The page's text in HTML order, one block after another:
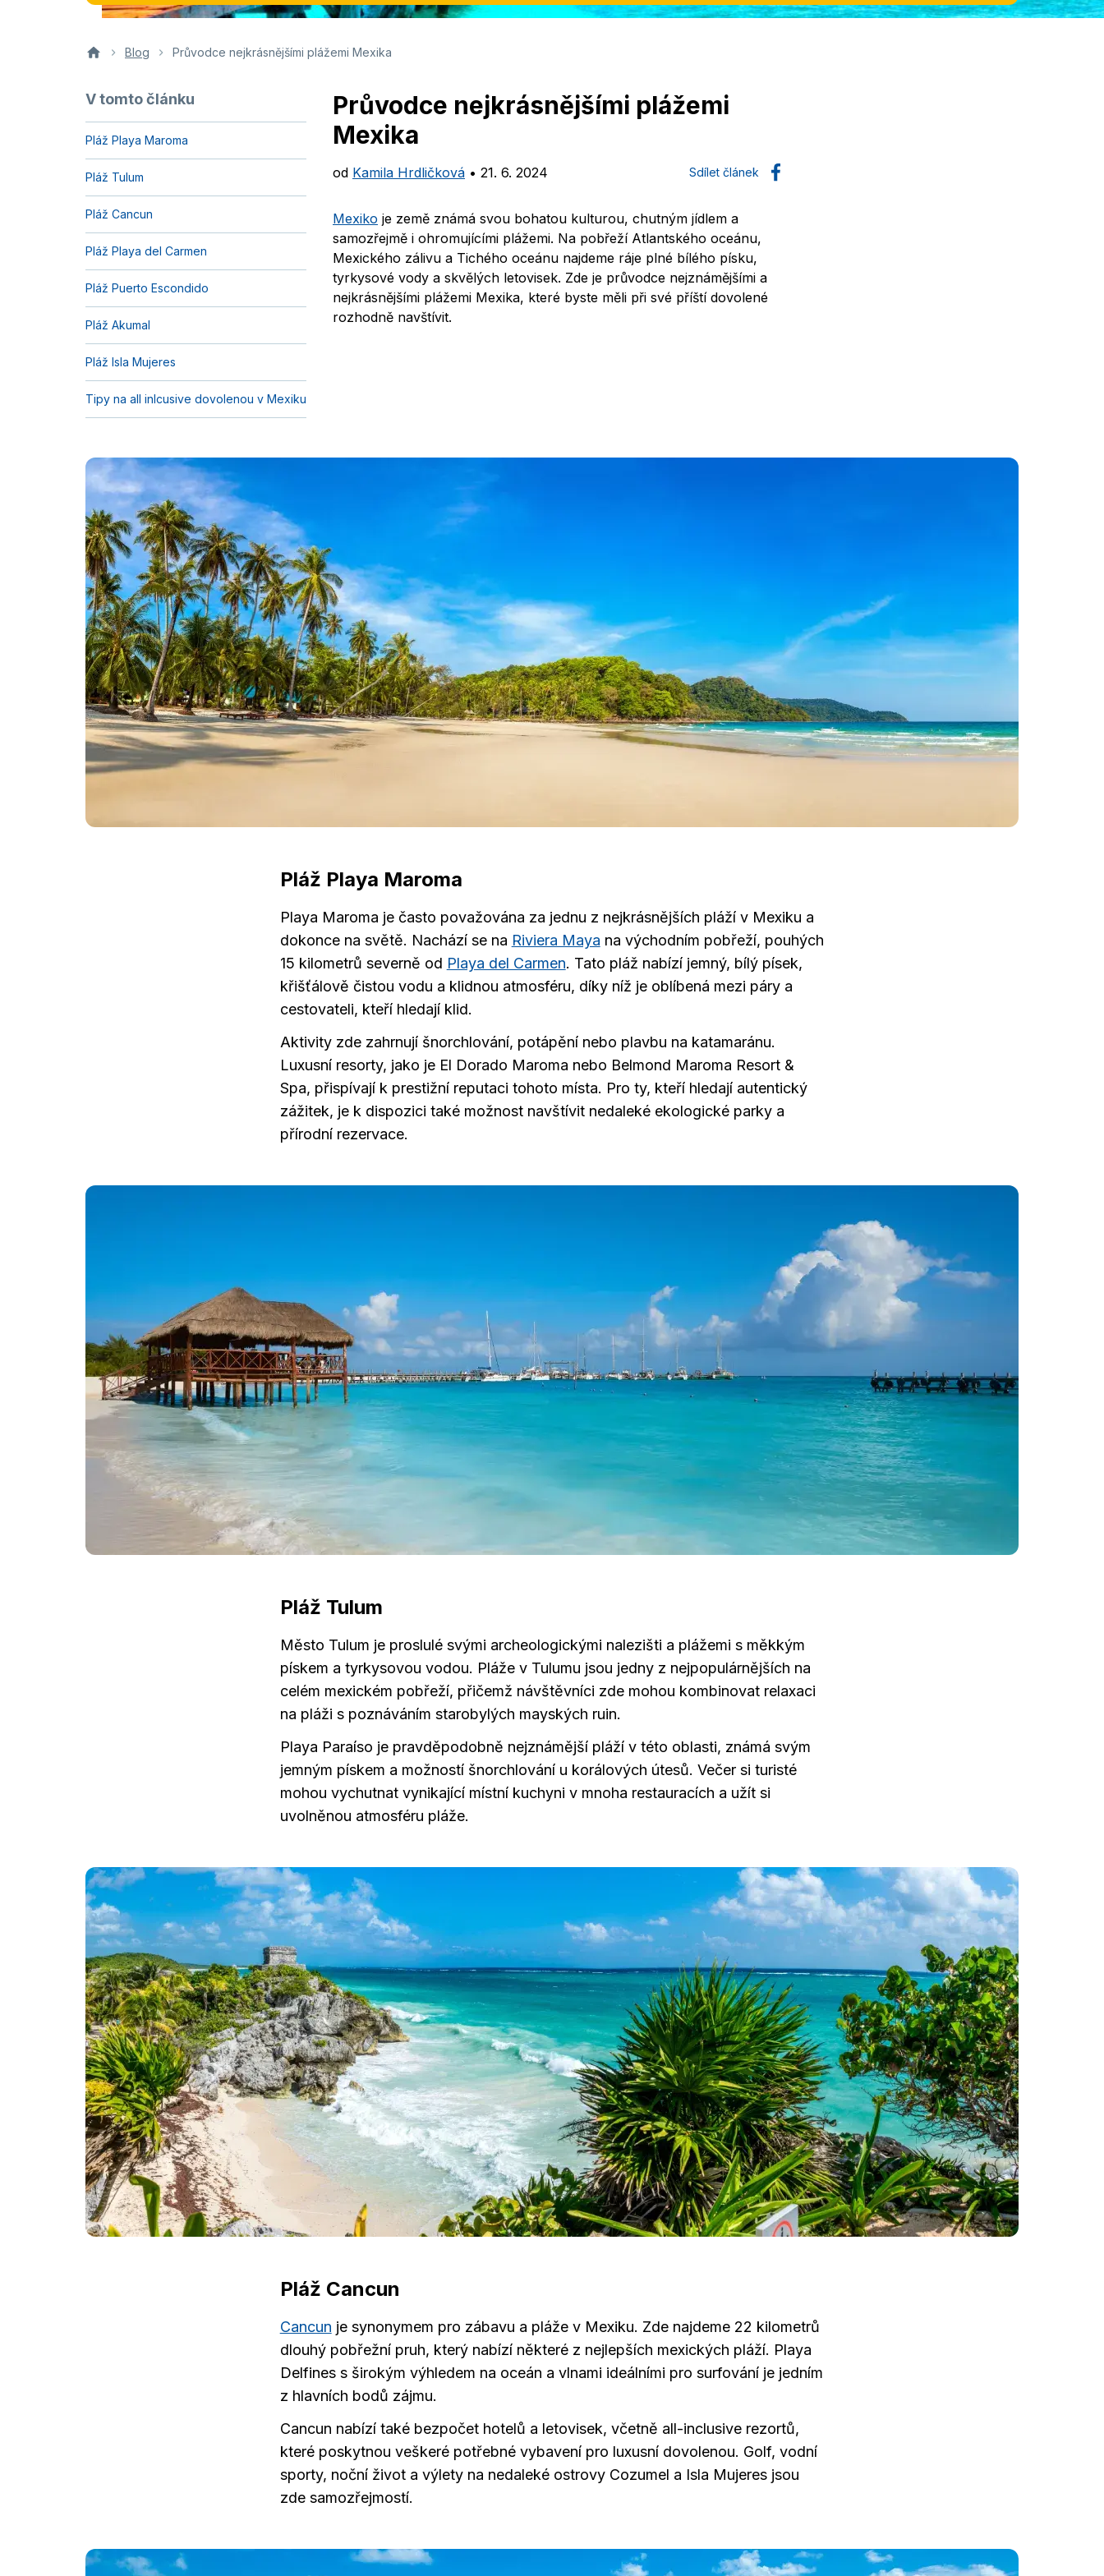
Blog Průvodce nejkrásnějšími plážemi Mexika
Průvodce nejkrásnějšími plážemi
Mexika
od Kamila Hrdličková • 21. 6. 2024 Sdílet článek
Mexiko je země známá svou bohatou kulturou, chutným jídlem a
samozřejmě i ohromujícími plážemi. Na pobřeží Atlantského oceánu,
Mexického zálivu a Tichého oceánu najdeme ráje plné bílého písku,
tyrkysové vody a skvělých letovisek. Zde je průvodce nejznámějšími a
nejkrásnějšími plážemi Mexika, které byste měli při své příští dovolené
rozhodně navštívit.
V tomto článku
Pláž Playa Maroma
Pláž Tulum
Pláž Cancun
Pláž Playa del Carmen
Pláž Puerto Escondido
Pláž Akumal
Pláž Isla Mujeres
Tipy na all inlcusive dovolenou v Mexiku
Pláž Playa Maroma
Playa Maroma je často považována za jednu z nejkrásnějších pláží v Mexiku a
dokonce na světě. Nachází se na Riviera Maya na východním pobřeží, pouhých
15 kilometrů severně od Playa del Carmen. Tato pláž nabízí jemný, bílý písek,
křišťálově čistou vodu a klidnou atmosféru, díky níž je oblíbená mezi páry a
cestovateli, kteří hledají klid.
Aktivity zde zahrnují šnorchlování, potápění nebo plavbu na katamaránu.
Luxusní resorty, jako je El Dorado Maroma nebo Belmond Maroma Resort &
Spa, přispívají k prestižní reputaci tohoto místa. Pro ty, kteří hledají autentický
zážitek, je k dispozici také možnost navštívit nedaleké ekologické parky a
přírodní rezervace.
Pláž Tulum
Město Tulum je proslulé svými archeologickými nalezišti a plážemi s měkkým
pískem a tyrkysovou vodou. Pláže v Tulumu jsou jedny z nejpopulárnějších na
celém mexickém pobřeží, přičemž návštěvníci zde mohou kombinovat relaxaci
na pláži s poznáváním starobylých mayských ruin.
Playa Paraíso je pravděpodobně nejznámější pláží v této oblasti, známá svým
jemným pískem a možností šnorchlování u korálových útesů. Večer si turisté
mohou vychutnat vynikající místní kuchyni v mnoha restauracích a užít si
uvolněnou atmosféru pláže.
Pláž Cancun
Cancun je synonymem pro zábavu a pláže v Mexiku. Zde najdeme 22 kilometrů
dlouhý pobřežní pruh, který nabízí některé z nejlepších mexických pláží. Playa
Delfines s širokým výhledem na oceán a vlnami ideálními pro surfování je jedním
z hlavních bodů zájmu.
Cancun nabízí také bezpočet hotelů a letovisek, včetně all-inclusive rezortů,
které poskytnou veškeré potřebné vybavení pro luxusní dovolenou. Golf, vodní
sporty, noční život a výlety na nedaleké ostrovy Cozumel a Isla Mujeres jsou
zde samozřejmostí.